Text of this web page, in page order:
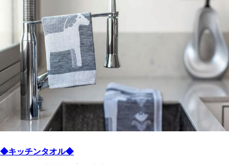
◆キッチンタオル◆